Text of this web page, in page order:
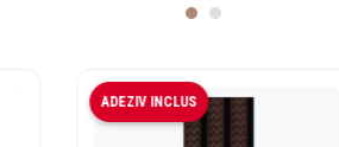
ADEZIV INCLUS